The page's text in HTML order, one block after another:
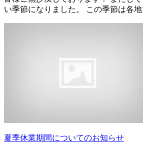
い季節になりました。 この季節は各
夏季休業期間についてのお知らせ